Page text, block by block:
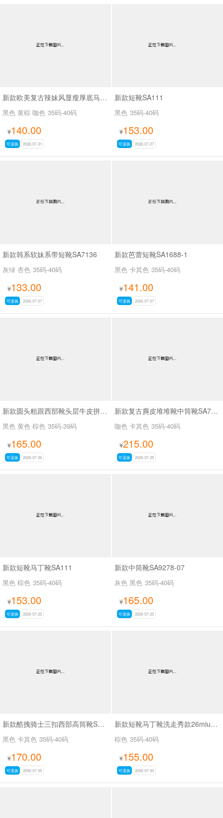
新款欧美复古辣妹风显瘦厚底马丁靴女褶皱皮带扣机车短靴粗跟中筒靴SA703
黑色 黄棕 咖色 35码-40码
¥140.00
可退换 2026-07-31
新款短靴SA111
黑色 35码-40码
¥153.00
可退换 2026-07-27
新款韩系软妹系带短靴SA7136
灰绿 杏色 35码-40码
¥133.00
可退换 2026-07-27
新款芭蕾短靴SA1688-1
黑色 卡其色 35码-40码
¥141.00
可退换 2026-07-27
新款圆头粗跟西部靴头层牛皮拼接皮带扣短筒靴SA6002
黑色 黄色 棕色 35码-39码
¥165.00
可退换 2026-07-26
新款复古麂皮堆堆靴中筒靴SA7320-16
咖色 卡其色 35码-40码
¥215.00
可退换 2026-07-25
新款短靴马丁靴SA111
黑色 棕色 35码-40码
¥153.00
可退换 2026-07-25
新款中筒靴SA9278-07
灰色 黑色 35码-40码
¥165.00
可退换 2026-07-25
新款酷拽骑士三扣西部高筒靴SA8042
黑色 卡其色 35码-40码
¥170.00
可退换 2026-07-25
新款短靴马丁靴洗走秀款26miuSA1061
棕色 35码-40码
¥155.00
可退换 2026-07-20